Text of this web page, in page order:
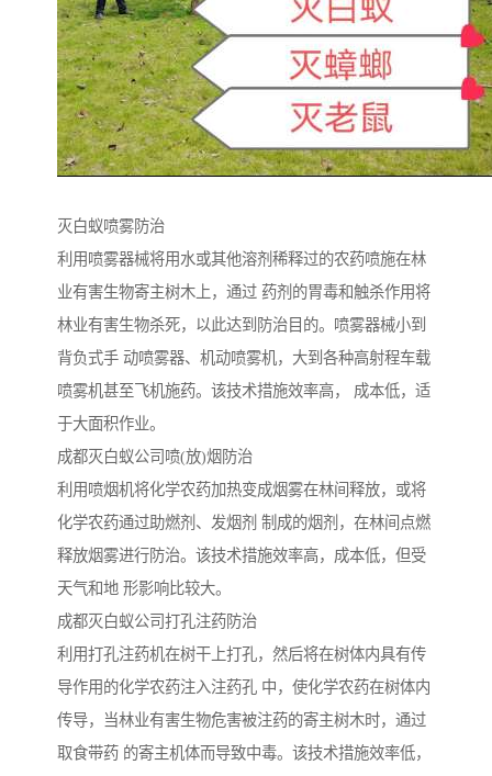
灭白蚁喷雾防治
利用喷雾器械将用水或其他溶剂稀释过的农药喷施在林
业有害生物寄主树木上，通过 药剂的胃毒和触杀作用将
林业有害生物杀死，以此达到防治目的。喷雾器械小到
背负式手 动喷雾器、机动喷雾机，大到各种高射程车载
喷雾机甚至飞机施药。该技术措施效率高， 成本低，适
于大面积作业。
成都灭白蚁公司喷(放)烟防治
利用喷烟机将化学农药加热变成烟雾在林间释放，或将
化学农药通过助燃剂、发烟剂 制成的烟剂，在林间点燃
释放烟雾进行防治。该技术措施效率高，成本低，但受
天气和地 形影响比较大。
成都灭白蚁公司打孔注药防治
利用打孔注药机在树干上打孔，然后将在树体内具有传
导作用的化学农药注入注药孔 中，使化学农药在树体内
传导，当林业有害生物危害被注药的寄主树木时，通过
取食带药 的寄主机体而导致中毒。该技术措施效率低，